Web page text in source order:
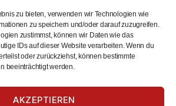
zu bieten, verwenden wir Technologien wie
zu speichern und/oder darauf zuzugreifen.
zustimmst, können wir Daten wie das
IDs auf dieser Website verarbeiten. Wenn du
oder zurückziehst, können bestimmte
beeinträchtigt werden.
AKZEPTIEREN
zum Heiligen Geist in